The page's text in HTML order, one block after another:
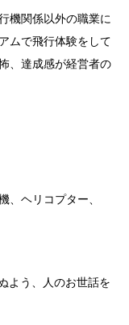
機関係以外の職業に
ムで飛行体験をして
、達成感が経営者の
、ヘリコプター、
よう、人のお世話を